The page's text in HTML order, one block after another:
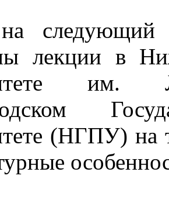
следующий
лекции в
им.
(НГПУ) на